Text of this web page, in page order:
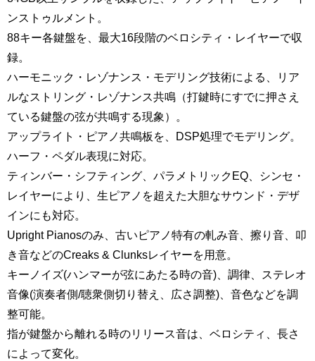
ンストゥルメント。
88キー各鍵盤を、最大16段階のベロシティ・レイヤーで収
録。
ハーモニック・レゾナンス・モデリング技術による、リア
ルなストリング・レゾナンス共鳴（打鍵時にすでに押さえ
ている鍵盤の弦が共鳴する現象）。
アップライト・ピアノ共鳴板を、DSP処理でモデリング。
ハーフ・ペダル表現に対応。
ティンバー・シフティング、パラメトリックEQ、シンセ・
レイヤーにより、生ピアノを超えた大胆なサウンド・デザ
インにも対応。
Upright Pianosのみ、古いピアノ特有の軋み音、擦り音、叩
き音などのCreaks & Clunksレイヤーを用意。
キーノイズ(ハンマーが弦にあたる時の音)、調律、ステレオ
音像(演奏者側/聴衆側切り替え、広さ調整)、音色などを調
整可能。
指が鍵盤から離れる時のリリース音は、ベロシティ、長さ
によって変化。